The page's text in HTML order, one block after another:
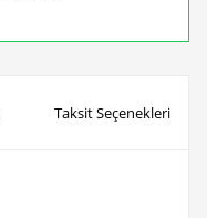
Taksit Seçenekleri